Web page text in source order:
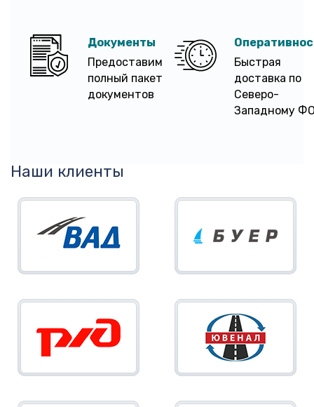
Документы
Предоставим
полный пакет
документов
Быстрая
доставка по
Северо-
Западному
Наши клиенты